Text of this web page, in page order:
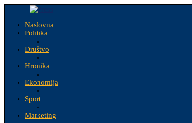
Naslovna
Politika
Društvo
Hronika
Ekonomija
Sport
Marketing